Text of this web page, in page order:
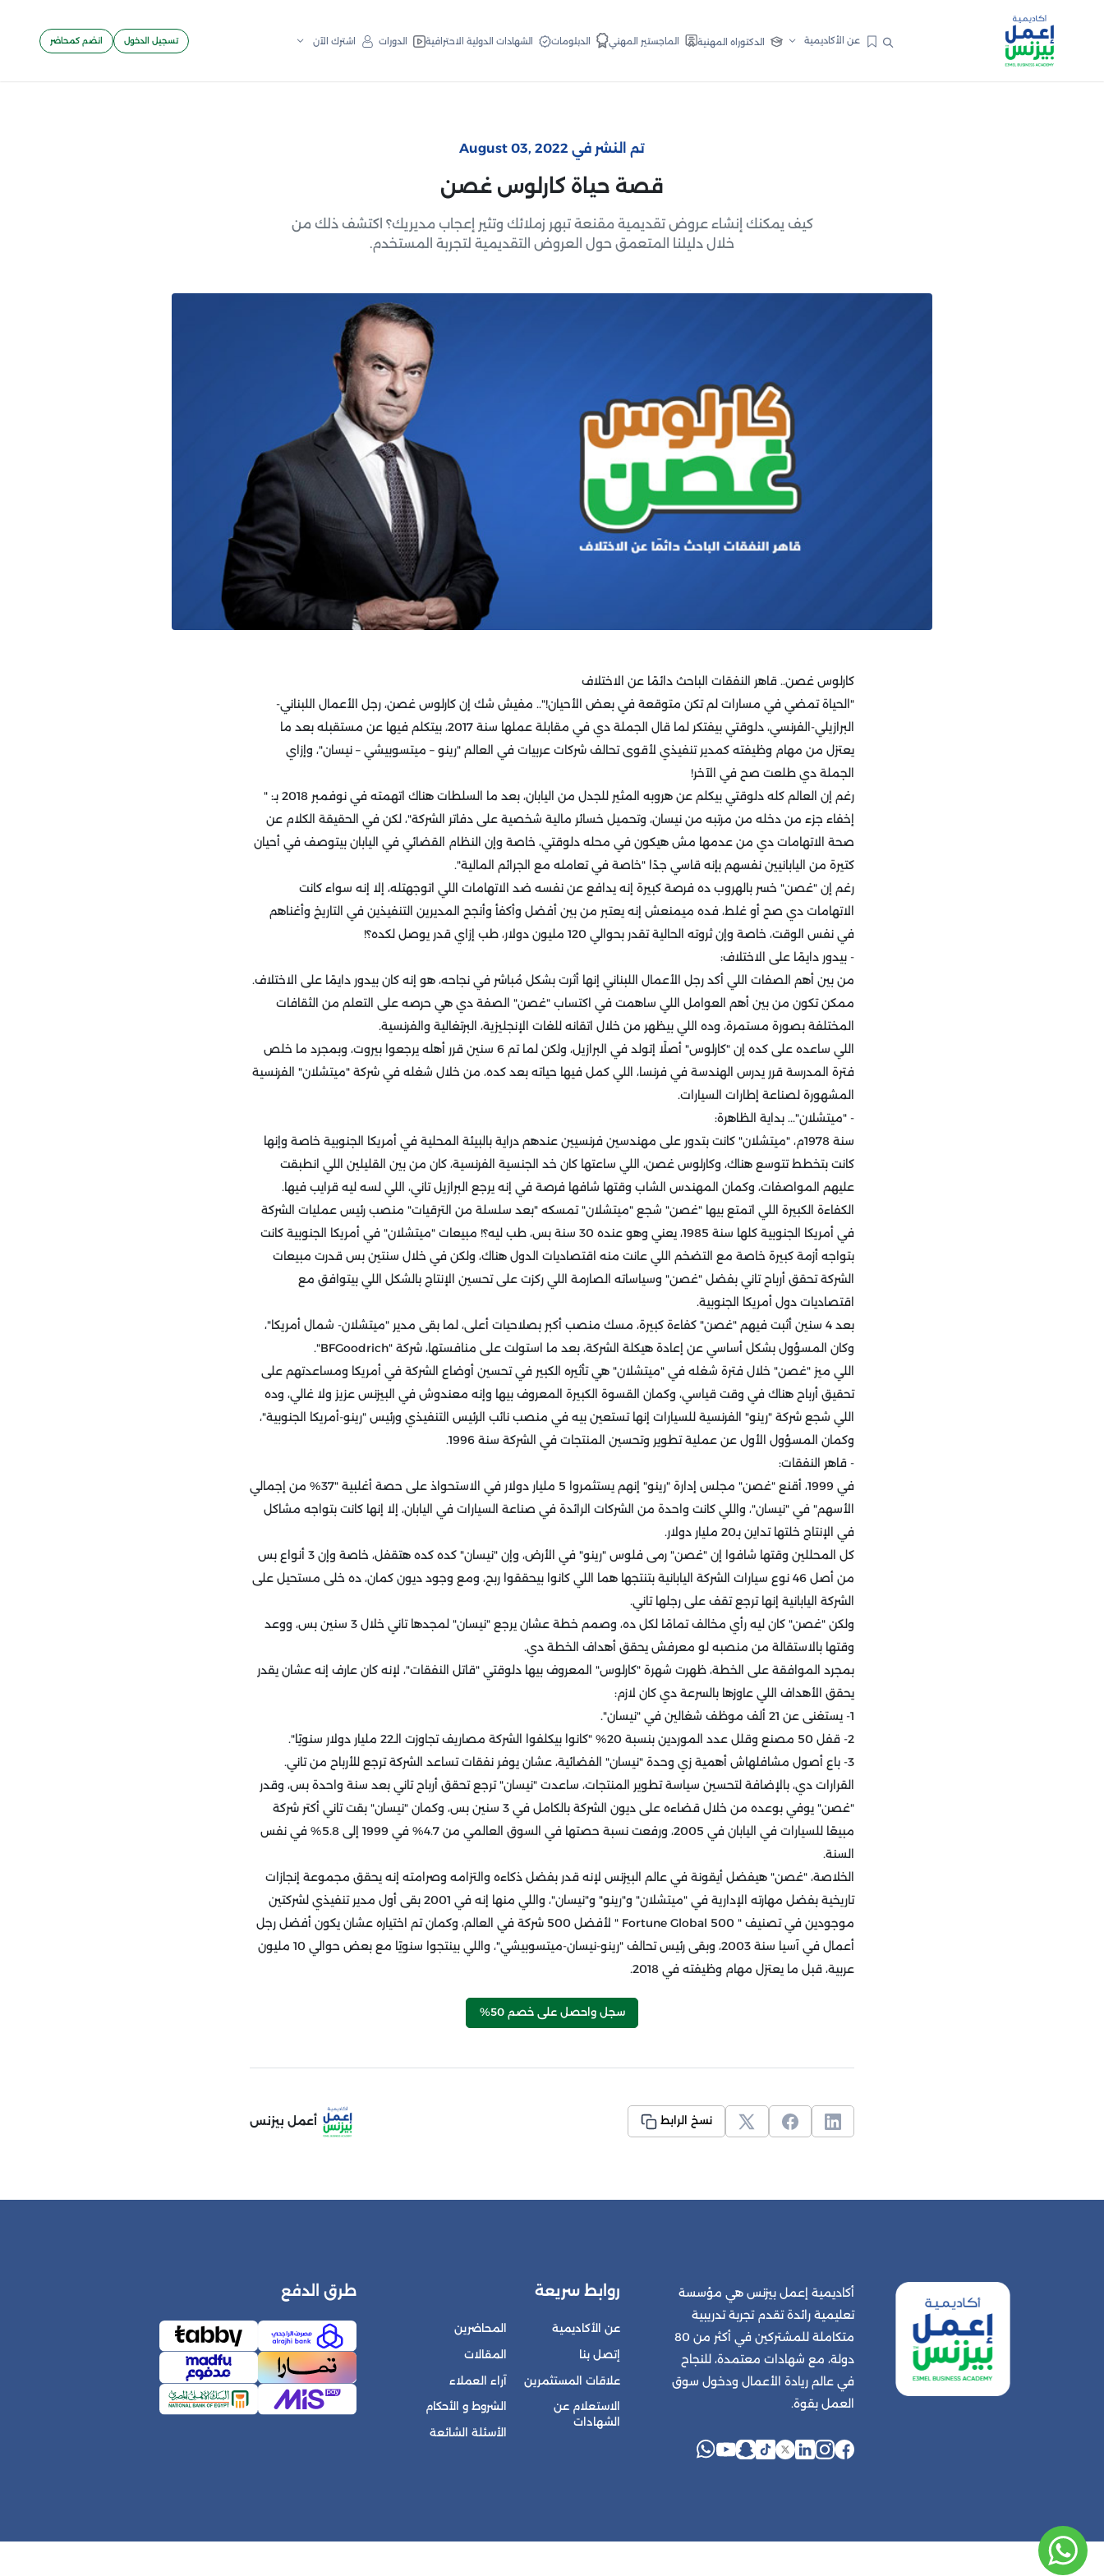
عن الأكاديمية الدكتوراه المهنية الماجستير المهني الدبلومات الشهادات الدولية الاحترافية الدورات اشترك الآن تسجيل الدخول انضم كمحاضر
تم النشر في August 03, 2022
قصة حياة كارلوس غصن
كيف يمكنك إنشاء عروض تقديمية مقنعة تبهر زملائك وتثير إعجاب مديريك؟ اكتشف ذلك من
خلال دليلنا المتعمق حول العروض التقديمية لتجربة المستخدم.
كارلوس غصن.. قاهر النفقات الباحث دائمًا عن الاختلاف
"الحياة تمضي في مسارات لم تكن متوقعة في بعض الأحيان!".. مفيش شك إن كارلوس غصن، رجل الأعمال اللبناني-
البرازيلي-الفرنسي، دلوقتي بيفتكر لما قال الجملة دي في مقابلة عملها سنة 2017، بيتكلم فيها عن مستقبله بعد ما
يعتزل من مهام وظيفته كمدير تنفيذي لأقوى تحالف شركات عربيات في العالم "رينو – ميتسوبيشي – نيسان"، وإزاي
الجملة دي طلعت صح في الآخر!
رغم إن العالم كله دلوقتي بيكلم عن هروبه المثير للجدل من اليابان، بعد ما السلطات هناك اتهمته في نوفمبر 2018 بـ: "
إخفاء جزء من دخله من مرتبه من نيسان، وتحميل خسائر مالية شخصية على دفاتر الشركة"، لكن في الحقيقة الكلام عن
صحة الاتهامات دي من عدمها مش هيكون في محله دلوقتي، خاصة وإن النظام القضائي في اليابان بيتوصف في أحيان
كتيرة من اليابانيين نفسهم بإنه قاسي جدًا "خاصة في تعامله مع الجرائم المالية".
رغم إن "غصن" خسر بالهروب ده فرصة كبيرة إنه يدافع عن نفسه ضد الاتهامات اللي اتوجهتله، إلا إنه سواء كانت
الاتهامات دي صح أو غلط، فده ميمنعش إنه يعتبر من بين أفضل وأكفأ وأنجح المديرين التنفيذين في التاريخ وأغناهم
في نفس الوقت، خاصة وإن ثروته الحالية تقدر بحوالي 120 مليون دولار، طب إزاي قدر يوصل لكده؟!
- بيدور دايمًا على الاختلاف:
من بين أهم الصفات اللي أكد رجل الأعمال اللبناني إنها أثرت بشكل مُباشر في نجاحه، هو إنه كان بيدور دايمًا على الاختلاف.
ممكن تكون من بين أهم العوامل اللي ساهمت في اكتساب "غصن" الصفة دي هي حرصه على التعلم من الثقافات
المختلفة بصورة مستمرة، وده اللي بيظهر من خلال اتقانه للغات الإنجليزية، البرتغالية والفرنسية.
اللي ساعده على كده إن "كارلوس" أصلًا إتولد في البرازيل، ولكن لما تم 6 سنين قرر أهله يرجعوا بيروت، وبمجرد ما خلص
فترة المدرسة قرر يدرس الهندسة في فرنسا، اللي كمل فيها حياته بعد كده، من خلال شغله في شركة "ميتشلان" الفرنسية
المشهورة لصناعة إطارات السيارات.
- "ميتشلان"... بداية الظاهرة:
سنة 1978م، "ميتشلان" كانت بتدور على مهندسين فرنسيين عندهم دراية بالبيئة المحلية في أمريكا الجنوبية خاصة وإنها
كانت بتخطط تتوسع هناك، وكارلوس غصن، اللي ساعتها كان خد الجنسية الفرنسية، كان من بين القليلين اللي انطبقت
عليهم المواصفات، وكمان المهندس الشاب وقتها شافها فرصة في إنه يرجع البرازيل تاني، اللي لسه ليه قرايب فيها.
الكفاءة الكبيرة اللي اتمتع بيها "غصن" شجع "ميتشلان" تمسكه "بعد سلسلة من الترقيات" منصب رئيس عمليات الشركة
في أمريكا الجنوبية كلها سنة 1985، يعني وهو عنده 30 سنة بس، طب ليه؟! مبيعات "ميتشلان" في أمريكا الجنوبية كانت
بتواجه أزمة كبيرة خاصة مع التضخم اللي عانت منه اقتصاديات الدول هناك، ولكن في خلال سنتين بس قدرت مبيعات
الشركة تحقق أرباح تاني بفضل "غصن" وسياساته الصارمة اللي ركزت على تحسين الإنتاج بالشكل اللي بيتوافق مع
اقتصاديات دول أمريكا الجنوبية.
بعد 4 سنين أثبت فيهم "غصن" كفاءة كبيرة، مسك منصب أكبر بصلاحيات أعلى، لما بقى مدير "ميتشلان- شمال أمريكا"،
وكان المسؤول بشكل أساسي عن إعادة هيكلة الشركة، بعد ما استولت على منافستها، شركة "BFGoodrich".
اللي ميز "غصن" خلال فترة شغله في "ميتشلان" هي تأثيره الكبير في تحسين أوضاع الشركة في أمريكا ومساعدتهم على
تحقيق أرباح هناك في وقت قياسي، وكمان القسوة الكبيرة المعروف بيها وإنه معندوش في البيزنس عزيز ولا غالي، وده
اللي شجع شركة "رينو" الفرنسية للسيارات إنها تستعين بيه في منصب نائب الرئيس التنفيذي ورئيس "رينو-أمريكا الجنوبية"،
وكمان المسؤول الأول عن عملية تطوير وتحسين المنتجات في الشركة سنة 1996.
- قاهر النفقات:
في 1999، أقنع "غصن" مجلس إدارة "رينو" إنهم يستثمروا 5 مليار دولار في الاستحواذ على حصة أغلبية "37% من إجمالي
الأسهم" في "نيسان"، واللي كانت واحدة من الشركات الرائدة في صناعة السيارات في اليابان، إلا إنها كانت بتواجه مشاكل
في الإنتاج خلتها تداين بـ20 مليار دولار.
كل المحللين وقتها شافوا إن "غصن" رمى فلوس "رينو" في الأرض، وإن "نيسان" كده كده هتقفل، خاصة وإن 3 أنواع بس
من أصل 46 نوع سيارات الشركة اليابانية بتنتجها هما اللي كانوا بيحققوا ربح، ومع وجود ديون كمان، ده خلى مستحيل على
الشركة اليابانية إنها ترجع تقف على رجلها تاني.
ولكن "غصن" كان ليه رأي مخالف تمامًا لكل ده، وصمم خطة عشان يرجع "نيسان" لمجدها تاني خلال 3 سنين بس، ووعد
وقتها بالاستقالة من منصبه لو معرفش يحقق أهداف الخطة دي.
بمجرد الموافقة على الخطة، ظهرت شهرة "كارلوس" المعروف بيها دلوقتي "قاتل النفقات"، لإنه كان عارف إنه عشان يقدر
يحقق الأهداف اللي عاوزها بالسرعة دي كان لازم:
1- يستغنى عن 21 ألف موظف شغالين في "نيسان".
2- قفل 50 مصنع وقلل عدد الموردين بنسبة 20% "كانوا بيكلفوا الشركة مصاريف تجاوزت الـ22 مليار دولار سنويًا".
3- باع أصول مشافلهاش أهمية زي وحدة "نيسان" الفضائية، عشان يوفر نفقات تساعد الشركة ترجع للأرباح من تاني.
القرارات دي، بالإضافة لتحسين سياسة تطوير المنتجات، ساعدت "نيسان" ترجع تحقق أرباح تاني بعد سنة واحدة بس، وقدر
"غصن" يوفي بوعده من خلال قضاءه على ديون الشركة بالكامل في 3 سنين بس، وكمان "نيسان" بقت تاني أكتر شركة
مبيعًا للسيارات في اليابان في 2005، ورفعت نسبة حصتها في السوق العالمي من 4.7% في 1999 إلى 5.8% في نفس
السنة.
الخلاصة، "غصن" هيفضل أيقونة في عالم البيزنس لإنه قدر بفضل ذكاءه والتزامه وصرامته إنه يحقق مجموعة إنجازات
تاريخية بفضل مهارته الإدارية في "ميتشلان" و"رينو" و"نيسان"، واللي منها إنه في 2001 بقى أول مدير تنفيذي لشركتين
موجودين في تصنيف " Fortune Global 500 " لأفضل 500 شركة في العالم، وكمان تم اختياره عشان يكون أفضل رجل
أعمال في آسيا سنة 2003، وبقى رئيس تحالف "رينو-نيسان-ميتسوبيشي"، واللي بينتجوا سنويًا مع بعض حوالي 10 مليون
عربية، قبل ما يعتزل مهام وظيفته في 2018.
سجل واحصل على خصم 50%
نسخ الرابط أعمل بيزنس
أكاديمية إعمل بيزنس هي مؤسسة
تعليمية رائدة تقدم تجربة تدريبية
متكاملة للمشتركين في أكثر من 80
دولة، مع شهادات معتمدة، للنجاح
في عالم ريادة الأعمال ودخول سوق
العمل بقوة.
روابط سريعة
عن الأكاديمية
إتصل بنا
علاقات المستثمرين
الاستعلام عن
الشهادات
المحاضرين
المقالات
آراء العملاء
الشروط و الأحكام
الأسئلة الشائعة
طرق الدفع